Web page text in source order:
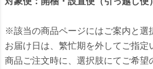
※該当の商品ページにはご案内と選
お届け日は、繁忙期を外してご指定
商品ご注文時に、選択肢にてご希望